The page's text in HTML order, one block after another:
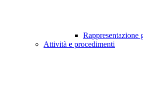
Rappresentazione
Attività e procedimenti